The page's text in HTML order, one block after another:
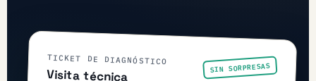
TICKET DE DIAGNÓSTICO
Visita técnica SIN SORPRESAS